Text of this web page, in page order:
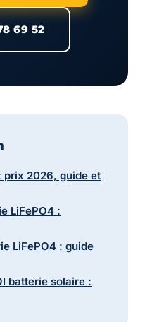
69 52
prix 2026, guide et
LiFePO4 :
LiFePO4 : guide
batterie solaire :